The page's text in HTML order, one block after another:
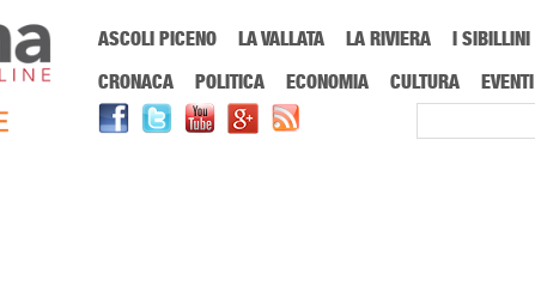
ASCOLI PICENO LA VALLATA LA RIVIERA I SIBILLINI
CRONACA
POLITICA ECONOMIA CULTURA EVENTI